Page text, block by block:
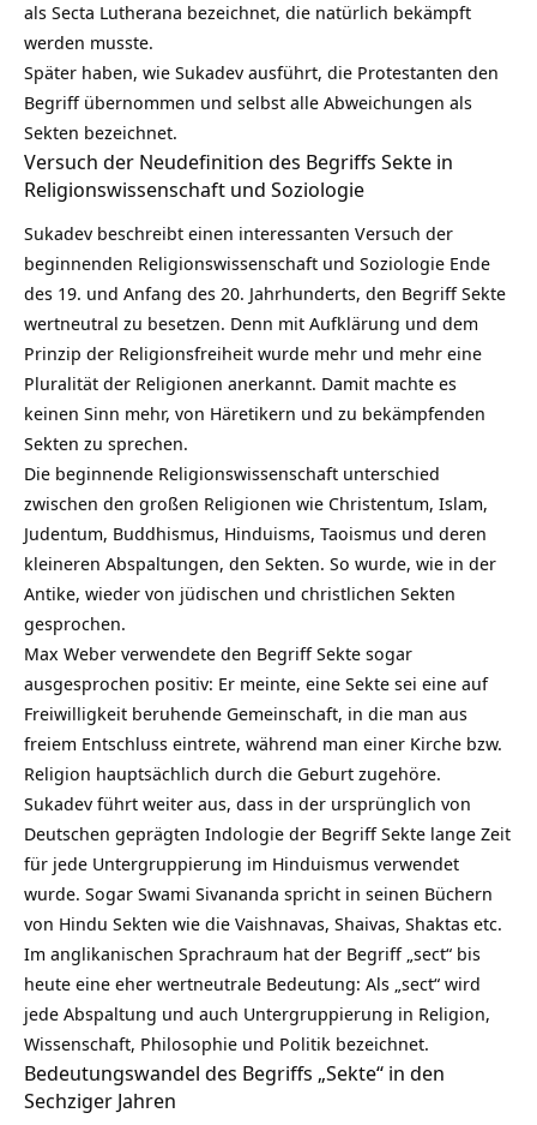
als Secta Lutherana bezeichnet, die natürlich bekämpft
werden musste.
Später haben, wie Sukadev ausführt, die Protestanten den
Begriff übernommen und selbst alle Abweichungen als
Sekten bezeichnet.
Versuch der Neudefinition des Begriffs Sekte in
Religionswissenschaft und Soziologie
Sukadev beschreibt einen interessanten Versuch der
beginnenden Religionswissenschaft und Soziologie Ende
des 19. und Anfang des 20. Jahrhunderts, den Begriff Sekte
wertneutral zu besetzen. Denn mit Aufklärung und dem
Prinzip der Religionsfreiheit wurde mehr und mehr eine
Pluralität der Religionen anerkannt. Damit machte es
keinen Sinn mehr, von Häretikern und zu bekämpfenden
Sekten zu sprechen.
Die beginnende Religionswissenschaft unterschied
zwischen den großen Religionen wie Christentum, Islam,
Judentum, Buddhismus, Hinduisms, Taoismus und deren
kleineren Abspaltungen, den Sekten. So wurde, wie in der
Antike, wieder von jüdischen und christlichen Sekten
gesprochen.
Max Weber verwendete den Begriff Sekte sogar
ausgesprochen positiv: Er meinte, eine Sekte sei eine auf
Freiwilligkeit beruhende Gemeinschaft, in die man aus
freiem Entschluss eintrete, während man einer Kirche bzw.
Religion hauptsächlich durch die Geburt zugehöre.
Sukadev führt weiter aus, dass in der ursprünglich von
Deutschen geprägten Indologie der Begriff Sekte lange Zeit
für jede Untergruppierung im Hinduismus verwendet
wurde. Sogar Swami Sivananda spricht in seinen Büchern
von Hindu Sekten wie die Vaishnavas, Shaivas, Shaktas etc.
Im anglikanischen Sprachraum hat der Begriff „sect“ bis
heute eine eher wertneutrale Bedeutung: Als „sect“ wird
jede Abspaltung und auch Untergruppierung in Religion,
Wissenschaft, Philosophie und Politik bezeichnet.
Bedeutungswandel des Begriffs „Sekte“ in den
Sechziger Jahren